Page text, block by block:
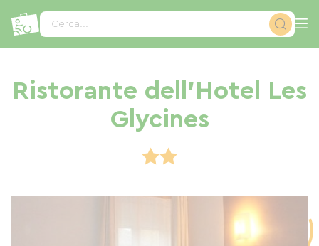
Cerca...
Ristorante dell'Hotel Les
Glycines
Pannello di gestione dei cookies